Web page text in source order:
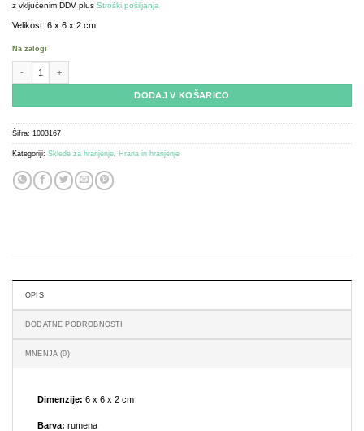
z vključenim DDV plus Stroški pošiljanja
Velikost: 6 x 6 x 2 cm
Na zalogi
DODAJ V KOŠARICO
Šifra: 1003167
Kategoriji: Sklede za hranjenje Hrana in hranjenje
OPIS
DODATNE PODROBNOSTI
MNENJA (0)
Dimenzije: 6 x 6 x 2 cm
Barva: rumena